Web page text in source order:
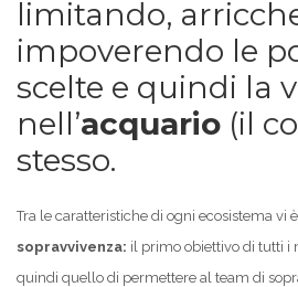
limitando,
impoverendo le
scelte e quindi la
nell’acquario (il
stesso.
Tra le caratteristiche di ogni ecosistema vi
sopravvivenza: il primo obiettivo di tutti i
quindi quello di permettere al team di